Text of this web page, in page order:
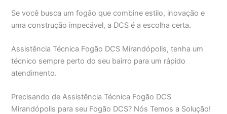
Se você busca um fogão que combine estilo, inovação e
uma construção impecável, a DCS é a escolha certa.
Assistência Técnica Fogão DCS Mirandópolis, tenha um
técnico sempre perto do seu bairro para um rápido
atendimento.
Precisando de Assistência Técnica Fogão DCS
Mirandópolis para seu Fogão DCS? Nós Temos a Solução!